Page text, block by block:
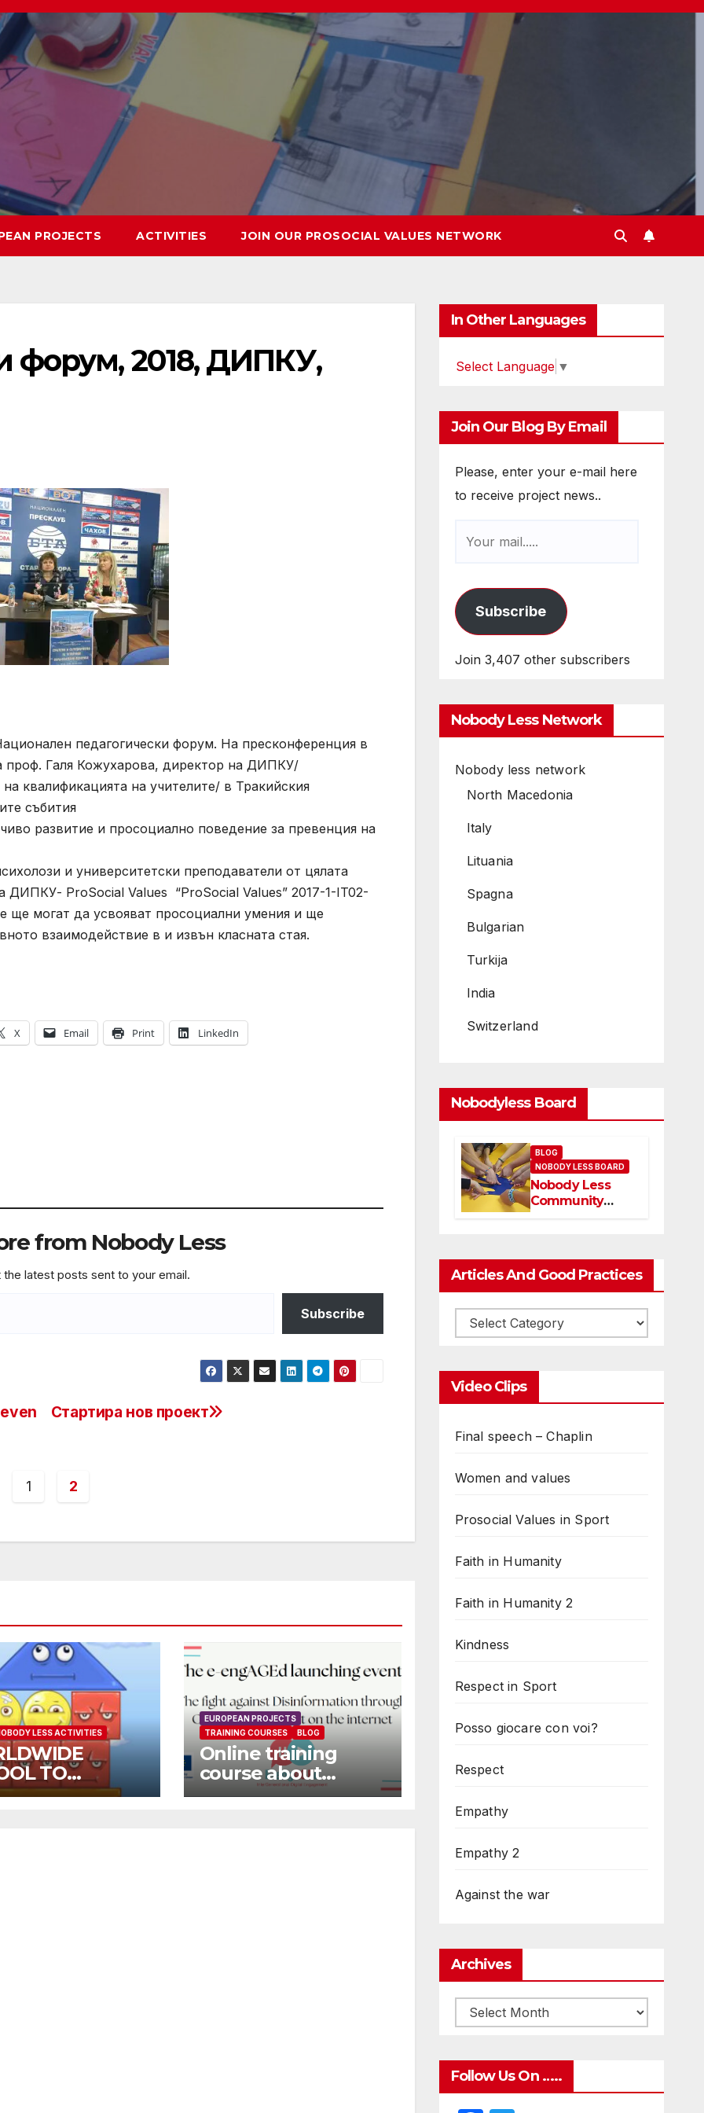
PROJECTS ACTIVITIES JOIN OUR PROSOCIAL VALUES NETWORK
форум, 2018, ДИПКУ,
педагогически форум. На пресконференция в
проф. Галя Кожухарова, директор на ДИПКУ/
квалификацията на учителите/ в Тракийския
събития
развитие и просоциално поведение за превенция на
и университетски преподаватели от цялата
ProSocial Values “ProSocial Values” 2017-1-IT02-
ще могат да усвояват просоциални умения и ще
взаимодействие в и извън класната стая.
X Email Print LinkedIn
from Nobody Less
latest posts sent to your email.
Subscribe
Стартира нов проект
1 2
LESS ACTIVITIES
TO
OPEN
EUROPEAN PROJECTS
TRAINING COURSES
BLOG
Online training
course about
environment and
In Other Languages
Select Language ▼
Join Our Blog By Email
Please, enter your e-mail here
to receive project news..
Subscribe
Join 3,407 other subscribers
Nobody Less Network
Nobody less network
North Macedonia
Italy
Lituania
Spagna
Bulgarian
Turkija
India
Switzerland
Nobodyless Board
BLOG
NOBODY LESS BOARD
Nobody Less
Community
Network Board
Articles And Good Practices
Video Clips
Final speech – Chaplin
Women and values
Prosocial Values in Sport
Faith in Humanity
Faith in Humanity 2
Kindness
Respect in Sport
Posso giocare con voi?
Respect
Empathy
Empathy 2
Against the war
Archives
Follow Us On …..